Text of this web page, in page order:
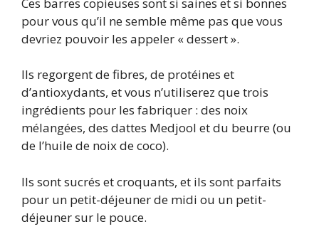
pour vous qu’il ne semble même pas que vous
devriez pouvoir les appeler « dessert ».
Ils regorgent de fibres, de protéines et
d’antioxydants, et vous n’utiliserez que trois
ingrédients pour les fabriquer : des noix
mélangées, des dattes Medjool et du beurre (ou
de l’huile de noix de coco).
Ils sont sucrés et croquants, et ils sont parfaits
pour un petit-déjeuner de midi ou un petit-
déjeuner sur le pouce.